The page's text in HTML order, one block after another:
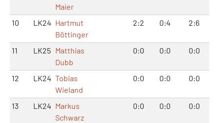
Maier
10 LK24 Hartmut
Böttinger
2:2 0:4 2:6
11 LK25 Matthias
Dubb
0:0 0:0 0:0
12 LK24 Tobias
Wieland
0:0 0:0 0:0
13 LK24 Markus
Schwarz
0:0 0:0 0:0